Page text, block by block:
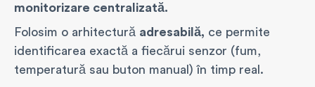
monitorizare centralizată.
Folosim o arhitectură adresabilă, ce permite
identificarea exactă a fiecărui senzor (fum,
temperatură sau buton manual) în timp real.